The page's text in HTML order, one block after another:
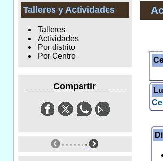
Talleres y Actividades
Talleres
Actividades
Por distrito
Por Centro
Compartir